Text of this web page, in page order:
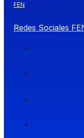
FEN
Redes Sociales